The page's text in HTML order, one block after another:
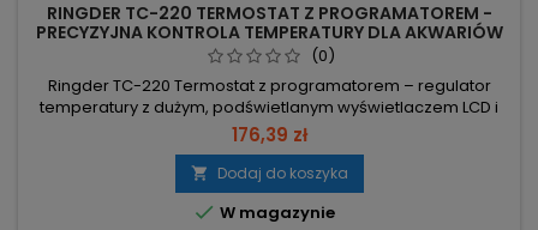
RINGDER TC-220 TERMOSTAT Z PROGRAMATOREM -
PRECYZYJNA KONTROLA TEMPERATURY DLA AKWARIÓW
SŁODKOWODNYCH
(0)
Ringder TC-220 Termostat z programatorem – regulator
temperatury z dużym, podświetlanym wyświetlaczem LCD i
pamięcią ustawień po zaniku zasilania. Zakres 0–50°C -
pełna kontrola warunków w terrarium/akwarium.
Rozdzielczość 0,1°C, dokładność ±1°C - precyzyjne
utrzymanie temperatury. Maks. moc 1200W, pobór mocy 3W -
obsługa grzałek/lampek przy niskim...
176,39 zł
 Dodaj do koszyka
 W magazynie